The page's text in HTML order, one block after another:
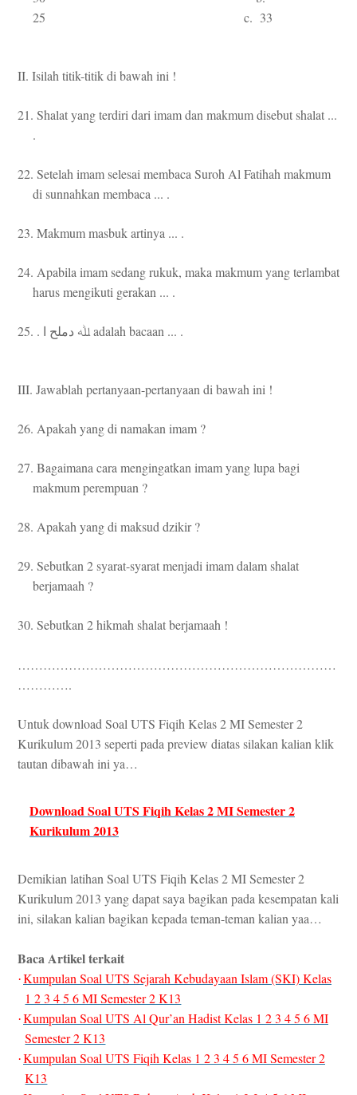
25 c. 33
II. Isilah titik-titik di bawah ini !
21. Shalat yang terdiri dari imam dan makmum disebut shalat ...
.
22. Setelah imam selesai membaca Suroh Al Fatihah makmum
di sunnahkan membaca ... .
23. Makmum masbuk artinya ... .
24. Apabila imam sedang rukuk, maka makmum yang terlambat
harus mengikuti gerakan ... .
25. . ﷲ دملح adalah bacaan ... .
III. Jawablah pertanyaan-pertanyaan di bawah ini !
26. Apakah yang di namakan imam ?
27. Bagaimana cara mengingatkan imam yang lupa bagi
makmum perempuan ?
28. Apakah yang di maksud dzikir ?
29. Sebutkan 2 syarat-syarat menjadi imam dalam shalat
berjamaah ?
30. Sebutkan 2 hikmah shalat berjamaah !
…………………………………………………………………
………….
Untuk download Soal UTS Fiqih Kelas 2 MI Semester 2
Kurikulum 2013 seperti pada preview diatas silakan kalian klik
tautan dibawah ini ya…
Download Soal UTS Fiqih Kelas 2 MI Semester 2
Kurikulum 2013
Demikian latihan Soal UTS Fiqih Kelas 2 MI Semester 2
Kurikulum 2013 yang dapat saya bagikan pada kesempatan kali
ini, silakan kalian bagikan kepada teman-teman kalian yaa…
Baca Artikel terkait
·Kumpulan Soal UTS Sejarah Kebudayaan Islam (SKI) Kelas
1 2 3 4 5 6 MI Semester 2 K13
·Kumpulan Soal UTS Al Qur’an Hadist Kelas 1 2 3 4 5 6 MI
Semester 2 K13
·Kumpulan Soal UTS Fiqih Kelas 1 2 3 4 5 6 MI Semester 2
K13